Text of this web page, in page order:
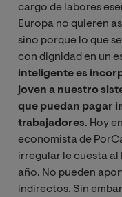
cargo de labores
Europa no quieren
sino porque lo que
con dignidad en un
inteligente es
joven a nuestro
que puedan pagar
trabajadores. Hoy
economista de
irregular le cuesta
año. No pueden
indirectos. Sin